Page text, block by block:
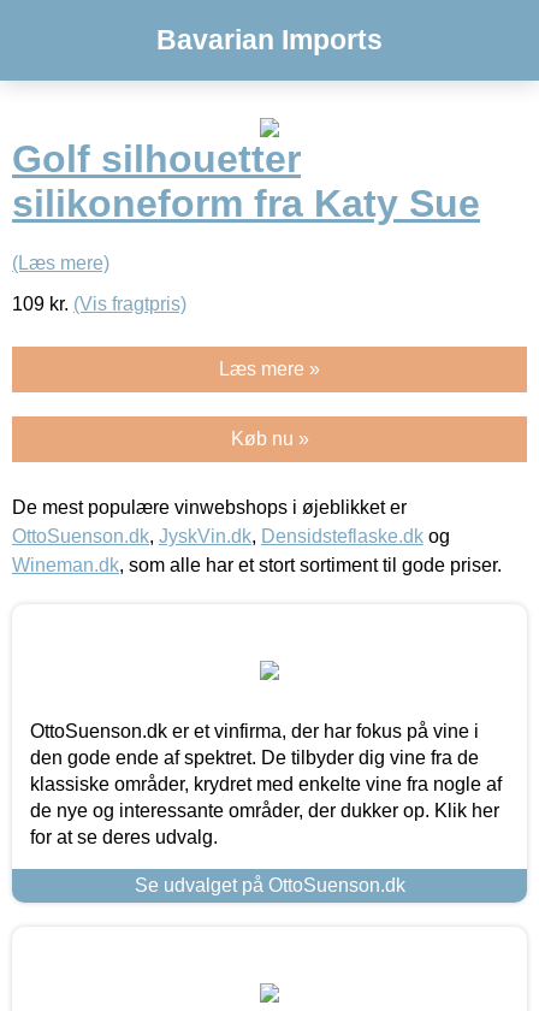
Bavarian Imports
Golf silhouetter
silikoneform fra Katy Sue
(Læs mere)
109 kr. (Vis fragtpris)
Læs mere »
Køb nu »
De mest populære vinwebshops i øjeblikket er
OttoSuenson.dk, JyskVin.dk, Densidsteflaske.dk og
Wineman.dk, som alle har et stort sortiment til gode priser.
OttoSuenson.dk er et vinfirma, der har fokus på vine i
den gode ende af spektret. De tilbyder dig vine fra de
klassiske områder, krydret med enkelte vine fra nogle af
de nye og interessante områder, der dukker op. Klik her
for at se deres udvalg.
Se udvalget på OttoSuenson.dk